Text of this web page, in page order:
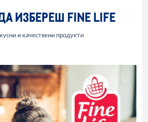
ИЗБЕРЕШ FINE LIFE
и качествени продукти